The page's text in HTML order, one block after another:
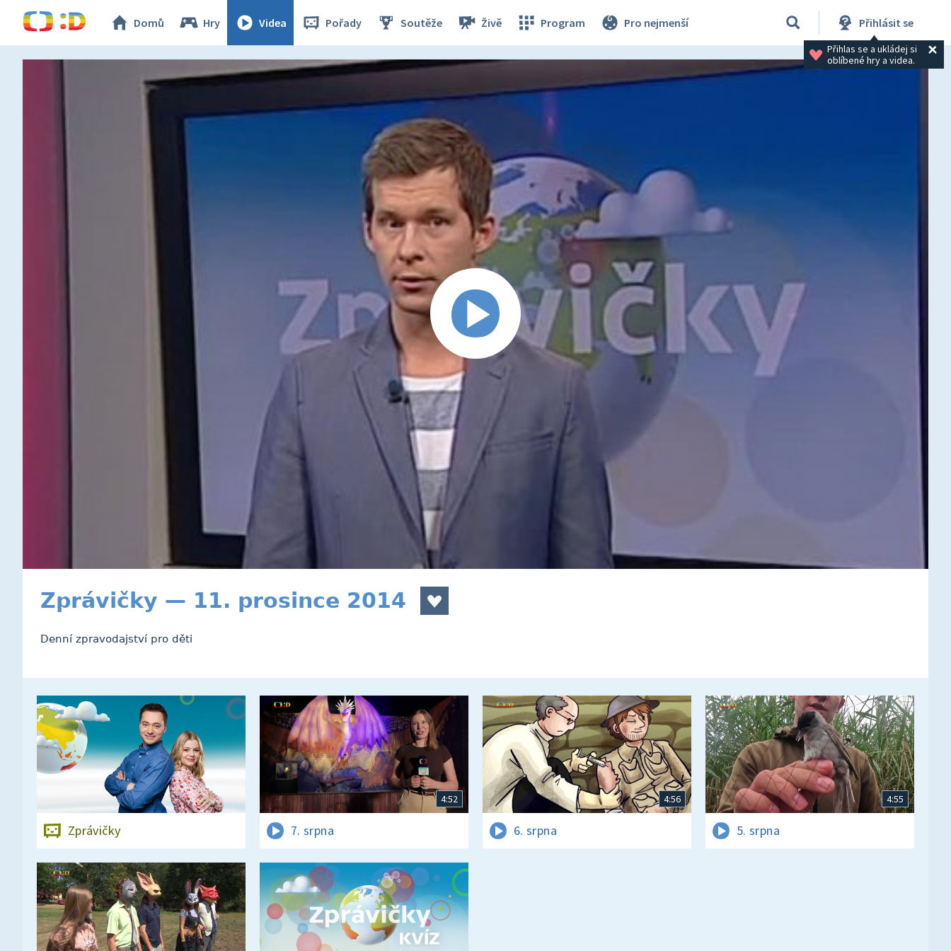
Domů Hry Videa Pořady Soutěže Živě Program Pro nejmenší Přihlásit se
Přihlas se a ukládej si
oblíbené hry a videa.
Zprávičky — 11. prosince 2014
Denní zpravodajství pro děti
Zprávičky
4:52
7. srpna
4:56
6. srpna
4:55
5. srpna